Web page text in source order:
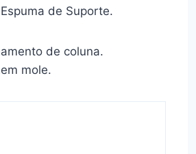
de Suporte.
de coluna.
mole.